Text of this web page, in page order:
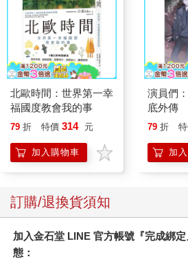
這些網絡中，有些是由一位人道工
派牧師提摩西．彼得斯（Reverend
起初是在二○○五年遇見彼得斯，那時自
地勘查回來。他們相見時，彼得斯已在
（Helping Hands Korea）這個組織將近
彼得斯是在一九七○年代初抵南韓，
牽涉到兩種不同角色：大聲抨擊北韓侵
地下鐵路的網絡，每年協助數十位脫北
說，彼得斯認為祕密與絕不公開是關鍵
須沒有什麼人討論他們在做什麼，這樣
彼得斯並非在中國結識艾德瑞安，
美國東岸的旅程認識此人；那一次，他
這年輕人有卓越的能力，能提高大學生
們：即使侵犯人權的是隱密、封閉、獨
改變如此龐大又難以捉摸的對象。「能
很稀奇的。」彼得斯憶道。
北歐時間：世界第一幸
福國度教會我的事
79 折 特價 314 元
加入購物車
演員們
底外傳
79 折
加
訂購/退換貨須知
加入金石堂 LINE 官方帳號『完成綁
態：